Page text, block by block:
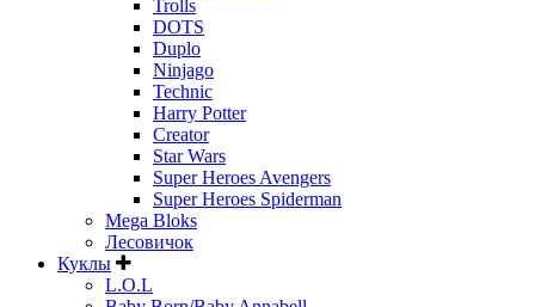
Trolls
DOTS
Duplo
Ninjago
Technic
Harry Potter
Creator
Star Wars
Super Heroes Avengers
Super Heroes Spiderman
Mega Bloks
Лесовичок
Куклы
L.O.L